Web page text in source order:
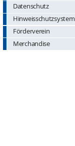
Datenschutz
Hinweisschutzsystem
Förderverein
Merchandise